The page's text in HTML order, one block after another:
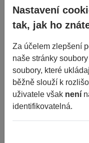
Šířka
Průměr
Konstrukce
Nastavení
tak, jak ho
Za účelem zlepšení
naše stránky
soubory, které
běžně slouží k
uživatele však není
identifikovatelná.